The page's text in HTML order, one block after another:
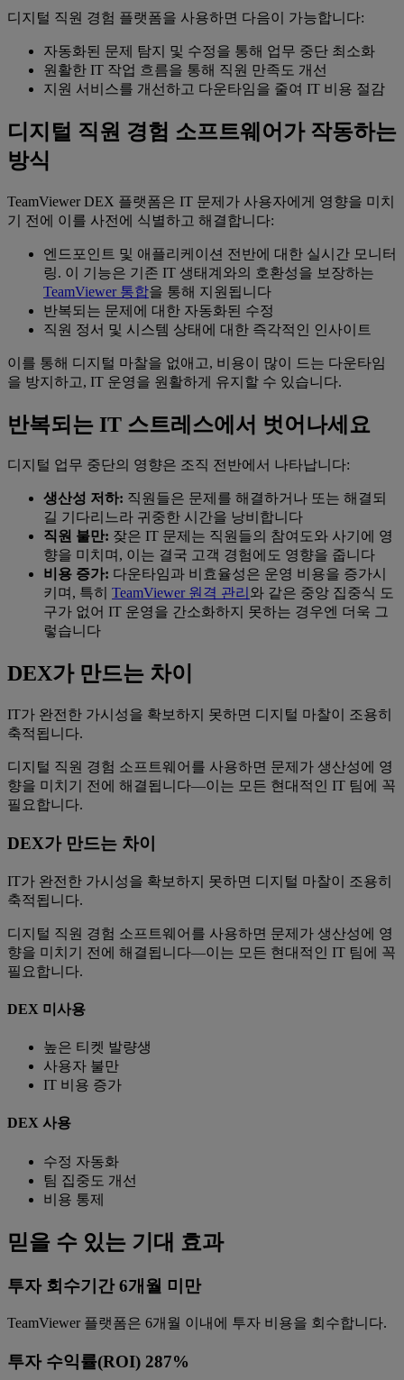
디지털 직원 경험 플랫폼을 사용하면 다음이 가능합니다:
자동화된 문제 탐지 및 수정을 통해 업무 중단 최소화
원활한 IT 작업 흐름을 통해 직원 만족도 개선
지원 서비스를 개선하고 다운타임을 줄여 IT 비용 절감
디지털 직원 경험 소프트웨어가 작동하는
방식
TeamViewer DEX 플랫폼은 IT 문제가 사용자에게 영향을 미치
기 전에 이를 사전에 식별하고 해결합니다:
엔드포인트 및 애플리케이션 전반에 대한 실시간 모니터
링. 이 기능은 기존 IT 생태계와의 호환성을 보장하는
TeamViewer 통합을 통해 지원됩니다
반복되는 문제에 대한 자동화된 수정
직원 정서 및 시스템 상태에 대한 즉각적인 인사이트
이를 통해 디지털 마찰을 없애고, 비용이 많이 드는 다운타임
을 방지하고, IT 운영을 원활하게 유지할 수 있습니다.
반복되는 IT 스트레스에서 벗어나세요
디지털 업무 중단의 영향은 조직 전반에서 나타납니다:
생산성 저하: 직원들은 문제를 해결하거나 또는 해결되
길 기다리느라 귀중한 시간을 낭비합니다
직원 불만: 잦은 IT 문제는 직원들의 참여도와 사기에 영
향을 미치며, 이는 결국 고객 경험에도 영향을 줍니다
비용 증가: 다운타임과 비효율성은 운영 비용을 증가시
키며, 특히 TeamViewer 원격 관리 와 같은 중앙 집중식 도
구가 없어 IT 운영을 간소화하지 못하는 경우엔 더욱 그
렇습니다
DEX가 만드는 차이
IT가 완전한 가시성을 확보하지 못하면 디지털 마찰이 조용히
축적됩니다.
디지털 직원 경험 소프트웨어를 사용하면 문제가 생산성에 영
향을 미치기 전에 해결됩니다—이는 모든 현대적인 IT 팀에 꼭
필요합니다.
DEX가 만드는 차이
IT가 완전한 가시성을 확보하지 못하면 디지털 마찰이 조용히
축적됩니다.
디지털 직원 경험 소프트웨어를 사용하면 문제가 생산성에 영
향을 미치기 전에 해결됩니다—이는 모든 현대적인 IT 팀에 꼭
필요합니다.
DEX 미사용
높은 티켓 발량생
사용자 불만
IT 비용 증가
DEX 사용
수정 자동화
팀 집중도 개선
비용 통제
믿을 수 있는 기대 효과
투자 회수기간 6개월 미만
TeamViewer 플랫폼은 6개월 이내에 투자 비용을 회수합니다.
투자 수익률(ROI) 287%